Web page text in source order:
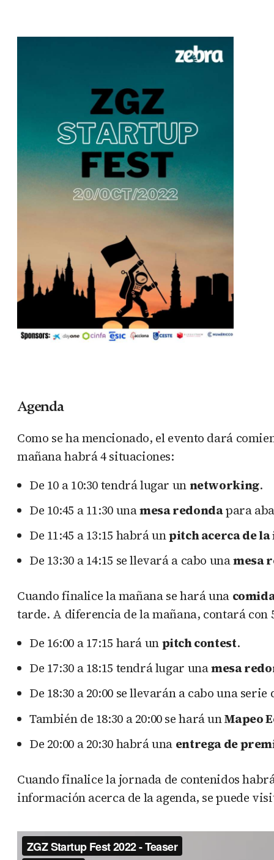
Agenda
Como se ha mencionado, el evento dará
mañana habrá 4 situaciones:
De 10 a 10:30 tendrá lugar un networking.
De 10:45 a 11:30 unamesa redondapara
De 11:45 a 13:15 habrá unpitch acerca de
De 13:30 a 14:15 se llevará a cabo unamesa
Cuando finalice la mañana se hará una
tarde. A diferencia de la mañana, contará con
De 16:00 a 17:15 hará unpitch contest.
De 17:30 a 18:15 tendrá lugar unamesa
De 18:30 a 20:00 se llevarán a cabo una serie
También de 18:30 a 20:00 se hará unMapeo
De 20:00 a 20:30 habrá una entrega de
Cuando finalice la jornada de contenidos
información acerca de la agenda, se puede